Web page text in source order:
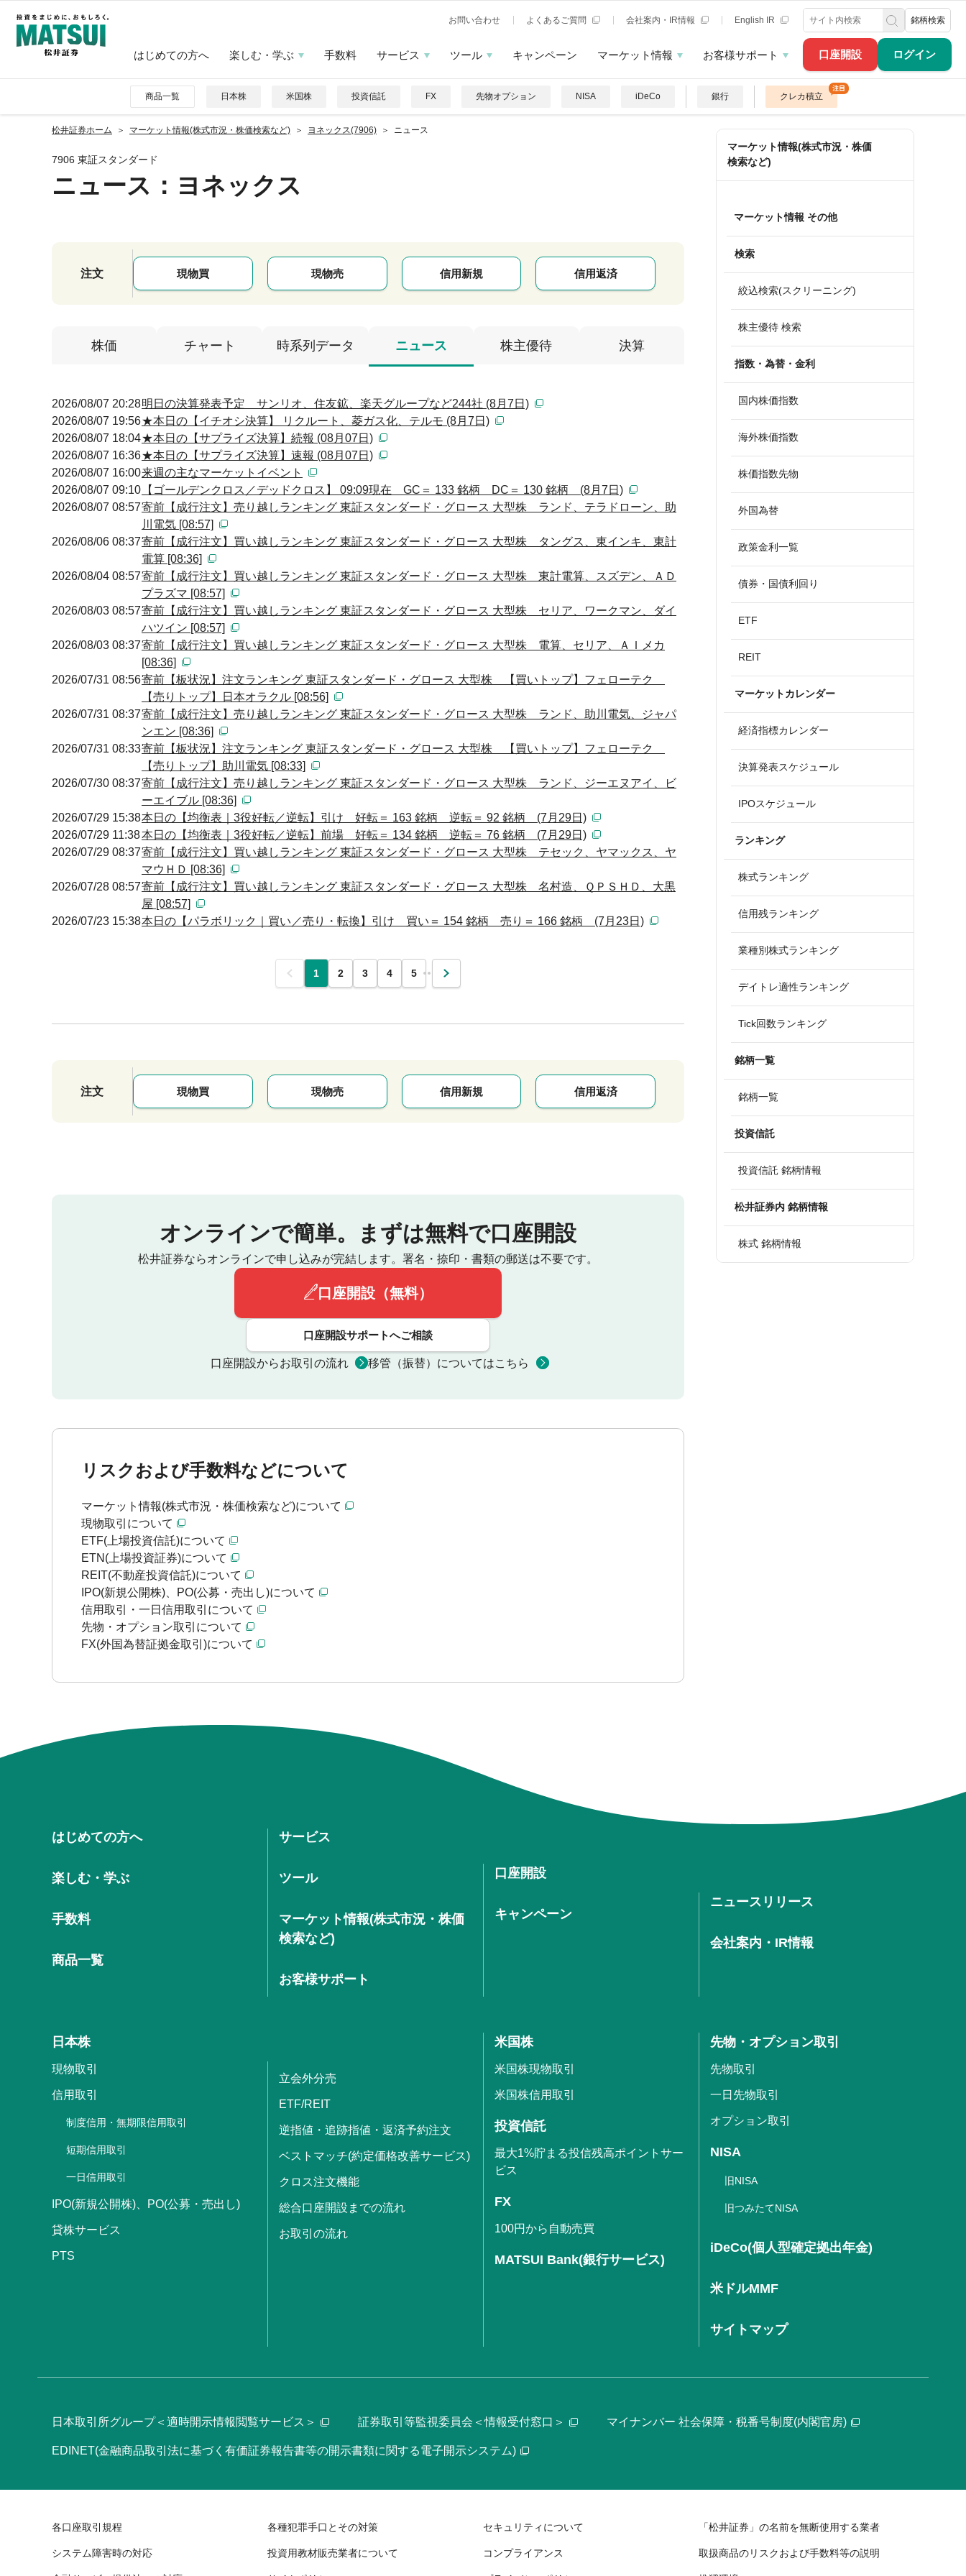
口座開設 ログイン
お問い合わせ よくあるご質問 会社案内・IR情報 English IR 銘柄検索
はじめての方へ 楽しむ・学ぶ 手数料 サービス ツール キャンペーン マーケット情報 お客様サポート
商品一覧 日本株 米国株 投資信託 FX 先物オプション NISA iDeCo 銀行 クレカ積立
松井証券ホーム マーケット情報(株式市況・株価検索など) ヨネックス(7906) ニュース
7906 東証スタンダード
ニュース ：ヨネックス
注文 現物買 現物売 信用新規 信用返済
株価 チャート 時系列データ ニュース 株主優待 決算
2026/08/07 20:28明日の決算発表予定 サンリオ、住友鉱、楽天グループなど244社 (8月7日)
2026/08/07 19:56★本日の【イチオシ決算】 リクルート、菱ガス化、テルモ (8月7日)
2026/08/07 18:04★本日の【サプライズ決算】続報 (08月07日)
2026/08/07 16:36★本日の【サプライズ決算】速報 (08月07日)
2026/08/07 16:00来週の主なマーケットイベント
2026/08/07 09:10 【ゴールデンクロス／デッドクロス】 09:09現在 GC＝ 133 銘柄 DC＝ 130 銘柄 (8月7日)
2026/08/07 08:57寄前【成行注文】売り越しランキング 東証スタンダード・グロース 大型株 ランド、テラドローン、助
川電気 [08:57]
2026/08/06 08:37寄前【成行注文】買い越しランキング 東証スタンダード・グロース 大型株 タングス、東インキ、東計
電算 [08:36]
2026/08/04 08:57寄前【成行注文】買い越しランキング 東証スタンダード・グロース 大型株 東計電算、スズデン、ＡＤ
プラズマ [08:57]
2026/08/03 08:57寄前【成行注文】買い越しランキング 東証スタンダード・グロース 大型株 セリア、ワークマン、ダイ
ハツイン [08:57]
2026/08/03 08:37寄前【成行注文】買い越しランキング 東証スタンダード・グロース 大型株 電算、セリア、ＡＩメカ
[08:36]
2026/07/31 08:56寄前【板状況】注文ランキング 東証スタンダード・グロース 大型株 【買いトップ】フェローテク
【売りトップ】日本オラクル [08:56]
2026/07/31 08:37寄前【成行注文】売り越しランキング 東証スタンダード・グロース 大型株 ランド、助川電気、ジャパ
ンエン [08:36]
2026/07/31 08:33寄前【板状況】注文ランキング 東証スタンダード・グロース 大型株 【買いトップ】フェローテク
【売りトップ】助川電気 [08:33]
2026/07/30 08:37寄前【成行注文】売り越しランキング 東証スタンダード・グロース 大型株 ランド、ジーエヌアイ、ビ
ーエイブル [08:36]
2026/07/29 15:38本日の【均衡表｜3役好転／逆転】引け 好転＝ 163 銘柄 逆転＝ 92 銘柄 (7月29日)
2026/07/29 11:38本日の【均衡表｜3役好転／逆転】前場 好転＝ 134 銘柄 逆転＝ 76 銘柄 (7月29日)
2026/07/29 08:37寄前【成行注文】買い越しランキング 東証スタンダード・グロース 大型株 テセック、ヤマックス、ヤ
マウＨＤ [08:36]
2026/07/28 08:57寄前【成行注文】買い越しランキング 東証スタンダード・グロース 大型株 名村造、ＱＰＳＨＤ、大黒
屋 [08:57]
2026/07/23 15:38本日の【パラボリック｜買い／売り・転換】引け 買い＝ 154 銘柄 売り＝ 166 銘柄 (7月23日)
前 1 2 3 4 5 … 次
注文 現物買 現物売 信用新規 信用返済
オンラインで簡単。 まずは無料で口座開設
松井証券ならオンラインで申し込みが完結します。 署名・捺印・書類の郵送は不要です。
口座開設（無料）
口座開設サポートへご相談
口座開設からお取引の流れ 移管（振替）についてはこちら
リスクおよび手数料などについて
マーケット情報(株式市況・株価検索など)について
現物取引について
ETF(上場投資信託)について
ETN(上場投資証券)について
REIT(不動産投資信託)について
IPO(新規公開株)、PO(公募・売出し)について
信用取引・一日信用取引について
先物・オプション取引について
FX(外国為替証拠金取引)について
マーケット情報(株式市況・株価
検索など)
マーケット情報 その他
検索
絞込検索(スクリーニング)
株主優待 検索
指数・為替・金利
国内株価指数
海外株価指数
株価指数先物
外国為替
政策金利一覧
債券・国債利回り
ETF
REIT
マーケットカレンダー
経済指標カレンダー
決算発表スケジュール
IPOスケジュール
ランキング
株式ランキング
信用残ランキング
業種別株式ランキング
デイトレ適性ランキング
Tick回数ランキング
銘柄一覧
銘柄一覧
投資信託
投資信託 銘柄情報
松井証券内 銘柄情報
株式 銘柄情報
はじめての方へ
楽しむ・学ぶ
手数料
商品一覧
サービス
ツール
マーケット情報(株式市況・株価
検索など)
お客様サポート
口座開設
キャンペーン
ニュースリリース
会社案内・IR情報
日本株
現物取引
信用取引
制度信用・無期限信用取引
短期信用取引
一日信用取引
IPO(新規公開株)、PO(公募・売出し)
貸株サービス
PTS
立会外分売
ETF/REIT
逆指値・追跡指値・返済予約注文
ベストマッチ(約定価格改善サービス)
クロス注文機能
総合口座開設までの流れ
お取引の流れ
米国株
米国株現物取引
米国株信用取引
投資信託
最大1%貯まる投信残高ポイントサー
ビス
FX
100円から自動売買
MATSUI Bank(銀行サービス)
先物・オプション取引
先物取引
一日先物取引
オプション取引
NISA
旧NISA
旧つみたてNISA
iDeCo(個人型確定拠出年金)
米ドルMMF
サイトマップ
日本取引所グループ＜適時開示情報閲覧サービス＞ 証券取引等監視委員会＜情報受付窓口＞ マイナンバー 社会保障・税番号制度(内閣官房)
EDINET(金融商品取引法に基づく有価証券報告書等の開示書類に関する電子開示システム)
各口座取引規程 各種犯罪手口とその対策 セキュリティについて 「松井証券」の名前を無断使用する業者
システム障害時の対応 投資用教材販売業者について コンプライアンス 取扱商品のリスクおよび手数料等の説明